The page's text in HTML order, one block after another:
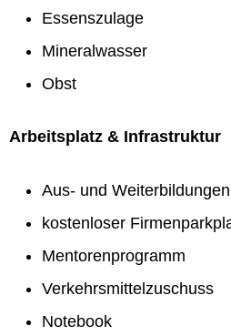
Essenszulage
Mineralwasser
Obst
Arbeitsplatz & Infrastruktur
Aus- und Weiterbildungen
kostenloser
Mentorenprogramm
Verkehrsmittelzuschuss
Notebook